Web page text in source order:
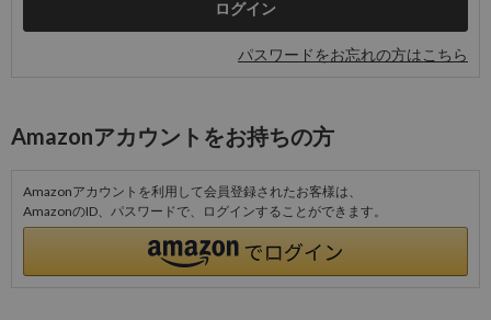
パスワードをお忘れの方はこちら
Amazonアカウントをお持ちの方
Amazonアカウントを利用して会員登録されたお客様は、
AmazonのID、パスワードで、ログインすることができます。